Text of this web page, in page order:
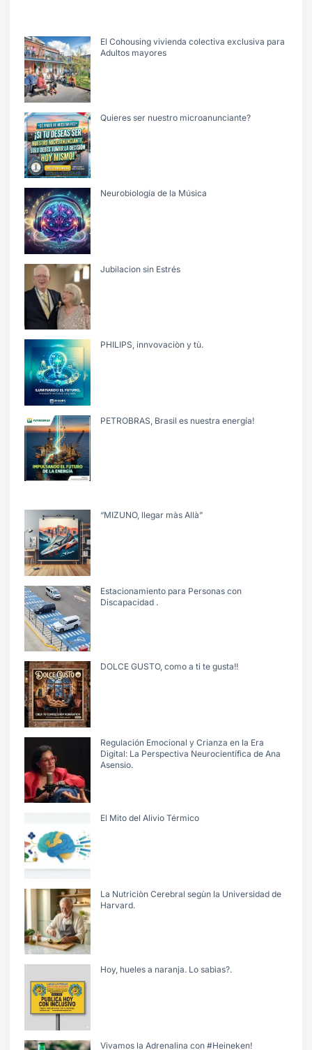
El Cohousing vivienda colectiva exclusiva para
Adultos mayores
Quieres ser nuestro microanunciante?
Neurobiología de la Música
Jubilacion sin Estrés
PHILIPS, innvovaciòn y tù.
PETROBRAS, Brasil es nuestra energía!
“MIZUNO, llegar màs Allà”
Estacionamiento para Personas con
Discapacidad .
DOLCE GUSTO, como a ti te gusta!!
Regulación Emocional y Crianza en la Era
Digital: La Perspectiva Neurocientífica de Ana
Asensio.
El Mito del Alivio Térmico
La Nutriciòn Cerebral segùn la Universidad de
Harvard.
Hoy, hueles a naranja. Lo sabìas?.
Vivamos la Adrenalina con #Heineken!